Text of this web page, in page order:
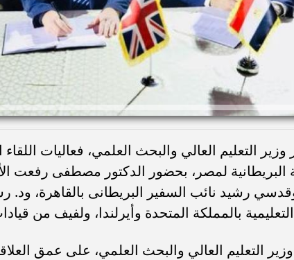
التعليم العالي والبحث العلمي، فعاليات اللقاء
البريطانية لمصر، بحضور الدكتور مصطفى رفعت
رشيد نائب السفير البريطانى بالقاهرة، ود.
بالمملكة المتحدة وأيرلندا، ولفيف من
التعليم العالي والبحث العلمي، على عمق